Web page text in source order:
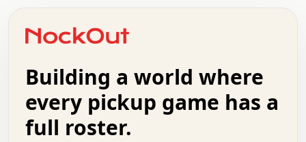
+   .   .   .   .   .   .   .   .   .   +   .   .
.   .   .   .   .   .   .   .   .   .   .   :   .
.   .   .   .   +   .   .   .   .   .   .   .   +
.   :   .   .   .   .   .   .   .   .   o   .   .
.   .   x   .   .   .   .   .   .   :   .   .   o
.   .   .   .   :   .   .   .   .   o   .   .   .
Building a world where
every pickup game has a
full roster.